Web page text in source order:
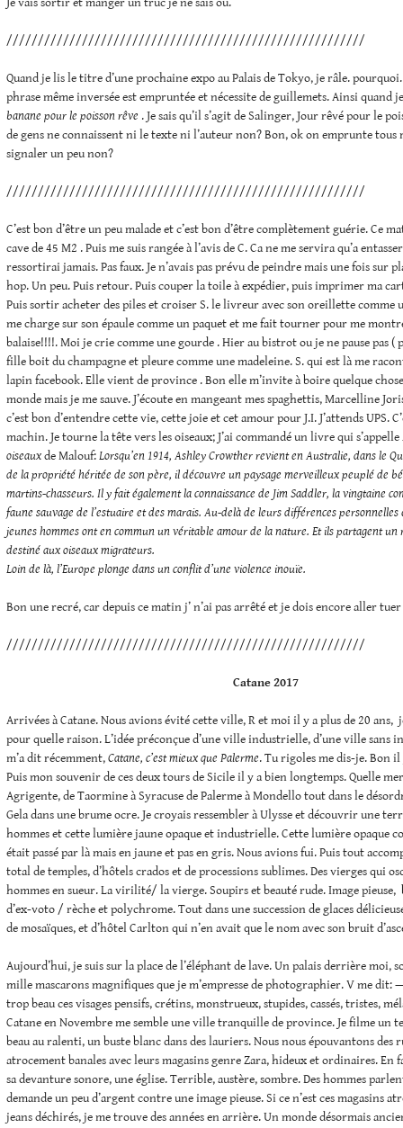
/////////////////////////////////////////////////////////
Quand je lis le titre d’une prochaine expo au Palais de Tokyo, je râle.
phrase même inversée est empruntée et nécessite de guillemets. Ainsi quand
banane pour le poisson rêve . Je sais qu’il s’agit de Salinger, Jour rêvé pour le
de gens ne connaissent ni le texte ni l’auteur non? Bon, ok on emprunte tous
signaler un peu non?
/////////////////////////////////////////////////////////
C’est bon d’être un peu malade et c’est bon d’être complètement guérie. Ce
cave de 45 M2 . Puis me suis rangée à l’avis de C. Ca ne me servira qu’a
ressortirai jamais. Pas faux. Je n’avais pas prévu de peindre mais une fois sur
hop. Un peu. Puis retour. Puis couper la toile à expédier, puis imprimer ma
Puis sortir acheter des piles et croiser S. le livreur avec son oreillette comme
me charge sur son épaule comme un paquet et me fait tourner pour me
balaise!!!!. Moi je crie comme une gourde . Hier au bistrot ou je ne pause pas (
fille boit du champagne et pleure comme une madeleine. S. qui est là me
lapin facebook. Elle vient de province . Bon elle m’invite à boire quelque
monde mais je me sauve. J’écoute en mangeant mes spaghettis, Marcelline
c’est bon d’entendre cette vie, cette joie et cet amour pour J.I. J’attends UPS.
machin. Je tourne la tête vers les oiseaux; J’ai commandé un livre qui s’appelle
oiseauxde Malouf:Lorsqu’en 1914, Ashley Crowther revient en Australie, dans le
de la propriété héritée de son père, il découvre un paysage merveilleux peuplé de
martins-chasseurs. Il y fait également la connaissance de Jim Saddler, la vingtaine
faune sauvage de l’estuaire et des marais. Au-delà de leurs différences personnelles
jeunes hommes ont en commun un véritable amour de la nature. Et ils partagent un
destiné aux oiseaux migrateurs.
Loin de là, l’Europe plonge dans un conflit d’une violence inouïe.
Bon une recré, car depuis ce matin j’ n’ai pas arrêté et je dois encore aller
/////////////////////////////////////////////////////////
Catane 2017
Arrivées à Catane. Nous avions évité cette ville, R et moi il y a plus de 20 ans,
pour quelle raison. L’idée préconçue d’une ville industrielle, d’une ville sans
m’a dit récemment,Catane, c’est mieux que Palerme. Tu rigoles me dis-je. Bon il
Puis mon souvenir de ces deux tours de Sicile il y a bien longtemps. Quelle
Agrigente, de Taormine à Syracuse de Palerme à Mondello tout dans le
Gela dans une brume ocre. Je croyais ressembler à Ulysse et découvrir une
hommes et cette lumière jaune opaque et industrielle. Cette lumière opaque
était passé par là mais en jaune et pas en gris. Nous avions fui. Puis tout
total de temples, d’hôtels crados et de processions sublimes. Des vierges qui
hommes en sueur. La virilité/ la vierge. Soupirs et beauté rude. Image pieuse,
d’ex-voto / rèche et polychrome. Tout dans une succession de glaces
de mosaïques, et d’hôtel Carlton qui n’en avait que le nom avec son bruit
Aujourd’hui, je suis sur la place de l’éléphant de lave. Un palais derrière moi,
mille mascarons magnifiques que je m’empresse de photographier. V me dit:
trop beau ces visages pensifs, crétins, monstrueux, stupides, cassés, tristes,
Catane en Novembre me semble une ville tranquille de province. Je filme un
beau au ralenti, un buste blanc dans des lauriers. Nous nous épouvantons des
atrocement banales avec leurs magasins genre Zara, hideux et ordinaires. En
sa devanture sonore, une église. Terrible, austère, sombre. Des hommes
demande un peu d’argent contre une image pieuse. Si ce n’est ces magasins
jeans déchirés, je me trouve des années en arrière. Un monde désormais